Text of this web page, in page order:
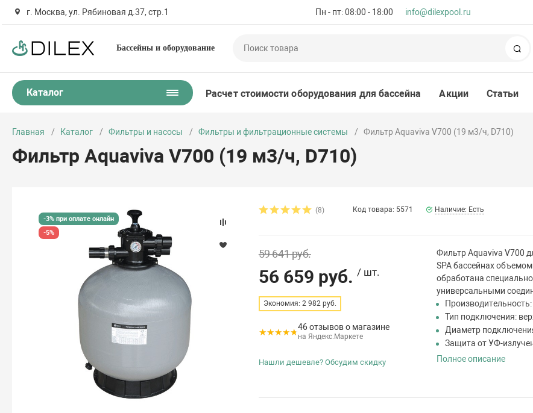
г. Москва, ул. Рябиновая д.37, стр.1 Пн - пт: 08:00 - 18:00 info@dilexpool.ru
Бассейны и оборудование
Каталог Расчет стоимости оборудования для бассейна Акции Статьи
Главная Каталог Фильтры и насосы Фильтры и фильтрационные системы Фильтр Aquaviva V700 (19 м3/ч, D710)
Фильтр Aquaviva V700 (19 м3/ч, D710)
-3% при оплате онлайн
-5%
(8) Код товара: 5571 Наличие: Есть
59 641 руб.
56 659 руб. / шт.
Экономия: 2 982 руб.
46 отзывов о магазине
на Яндекс.Маркете
Нашли дешевле? Обсудим скидку
Фильтр Aquaviva V700
SPA бассейнах
обработана
универсальными
Тип подключения:
Диаметр
Защита от УФ-
Полное описание